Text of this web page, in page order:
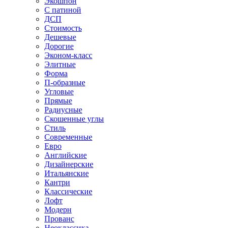
С патиной
ДСП
Стоимость
Дешевые
Дорогие
Эконом-класс
Элитные
Форма
П-образные
Угловые
Прямые
Радиусные
Скошенные углы
Стиль
Современные
Евро
Английские
Дизайнерские
Итальянские
Кантри
Классические
Лофт
Модерн
Прованс